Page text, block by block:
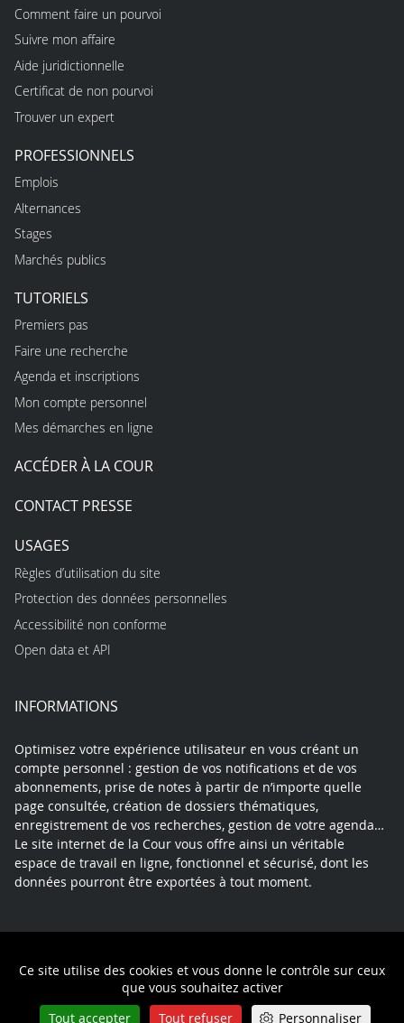
Ce site utilise des cookies et vous donne le contrôle sur ceux
que vous souhaitez activer
Tout accepter
Tout refuser Personnaliser
Comment faire un pourvoi
Suivre mon affaire
Aide juridictionnelle
Certificat de non pourvoi
Trouver un expert
PROFESSIONNELS
Emplois
Alternances
Stages
Marchés publics
TUTORIELS
Premiers pas
Faire une recherche
Agenda et inscriptions
Mon compte personnel
Mes démarches en ligne
ACCÉDER À LA COUR
CONTACT PRESSE
USAGES
Règles d’utilisation du site
Protection des données personnelles
Accessibilité non conforme
Open data et API
INFORMATIONS
Optimisez votre expérience utilisateur en vous créant un
compte personnel : gestion de vos notifications et de vos
abonnements, prise de notes à partir de n’importe quelle
page consultée, création de dossiers thématiques,
enregistrement de vos recherches, gestion de votre agenda…
Le site internet de la Cour vous offre ainsi un véritable
espace de travail en ligne, fonctionnel et sécurisé, dont les
données pourront être exportées à tout moment.
Politique de confidentialité